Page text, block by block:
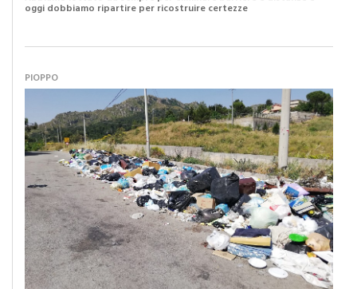
I “macellai” abusivi e l’abbandono selvaggio